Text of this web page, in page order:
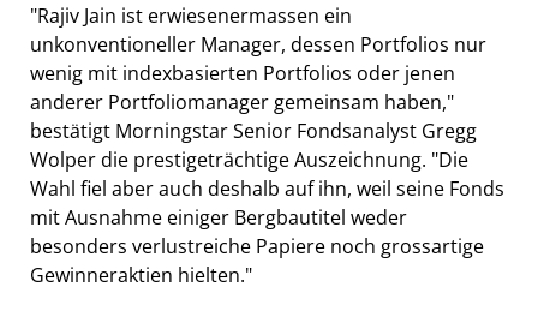
"Rajiv Jain ist erwiesenermassen ein
unkonventioneller Manager, dessen Portfolios nur
wenig mit indexbasierten Portfolios oder jenen
anderer Portfoliomanager gemeinsam haben,"
bestätigt Morningstar Senior Fondsanalyst Gregg
Wolper die prestigeträchtige Auszeichnung. "Die
Wahl fiel aber auch deshalb auf ihn, weil seine Fonds
mit Ausnahme einiger Bergbautitel weder
besonders verlustreiche Papiere noch grossartige
Gewinneraktien hielten."